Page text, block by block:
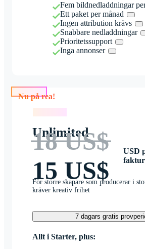
Fem bildnedladdningar
Ett paket per månad
Ingen attribution krävs
Snabbare nedladdningar
Prioritetssupport
Inga annonser
Nu på rea!
Unlimited
18 US$
15 US$
USD
För större skapare som producerar i
kräver kreativ frihet
7 dagars gratis
Allt i Starter, plus: